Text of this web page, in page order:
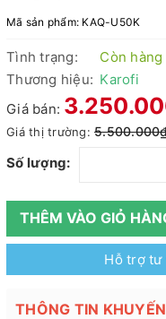
Mã sản phẩm: KAQ-U50K
Tình trạng:
Còn hàng
Thương hiệu: Karofi
Giá bán:
Giá thị trường:
Số lượng:
THÊM VÀO GIỎ
Hỗ trợ
THÔNG TIN